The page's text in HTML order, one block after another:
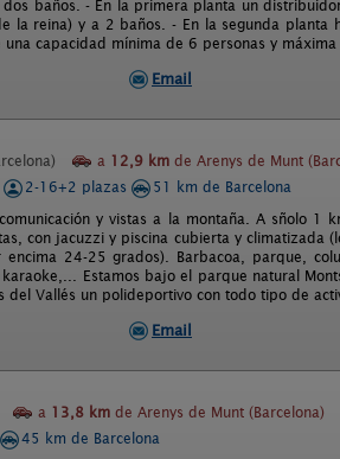
baños. - En la primera planta un
la reina) y a 2 baños. - En la segunda planta
capacidad mínima de 6 personas y máxima
Email
a 12,9 km de Arenys de Munt
2-16+2 plazas
51 km de Barcelona
y vistas a la montaña. A sñolo 1
con jacuzzi y piscina cubierta y climatizada
24-25 grados). Barbacoa, parque,
Estamos bajo el parque natural
del Vallés un polideportivo con todo tipo de
Email
a 13,8 km de Arenys de Munt (Barcelona)
45 km de Barcelona